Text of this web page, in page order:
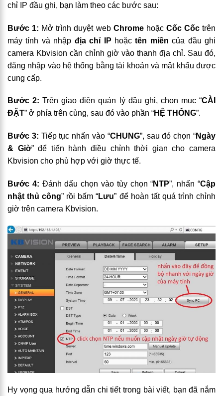
chỉ IP đầu ghi, bạn làm theo các bước sau:
Bước 1: Mở trình duyệt web Chromehoặc Cốc Cốctrên
máy tính và nhập địa chỉ IP hoặctên miền của đầu ghi
camera Kbvision cần chỉnh giờ vào thanh địa chỉ. Sau đó,
đăng nhập vào hệ thống bằng tài khoản và mật khẩu được
cung cấp.
Bước 2: Trên giao diện quản lý đầu ghi, chọn mục “CÀI
ĐẶT” ở phía trên cùng, sau đó vào phần “HỆ THỐNG”.
Bước 3: Tiếp tục nhấn vào “CHUNG”, sau đó chọn “Ngày
& Giờ” để tiến hành điều chỉnh thời gian cho camera
Kbvision cho phù hợp với giờ thực tế.
Bước 4: Đánh dấu chọn vào tùy chọn “NTP”, nhấn “Cập
nhật thủ công” rồi bấm “Lưu” để hoàn tất quá trình chỉnh
giờ trên camera Kbvision.
Hy vọng qua hướng dẫn chi tiết trong bài viết, bạn đã nắm